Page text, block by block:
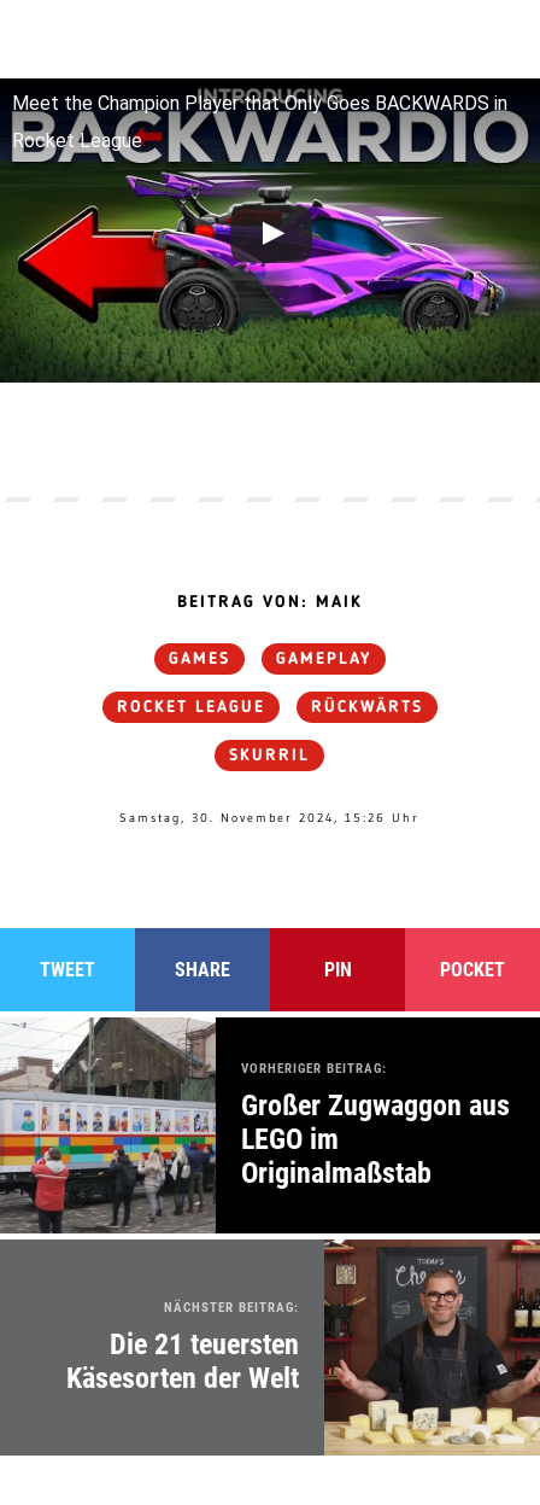
Meet the Champion Player that Only Goes BACKWARDS in
Rocket League
BEITRAG VON: MAIK
GAMES GAMEPLAY
ROCKET LEAGUE RÜCKWÄRTS
SKURRIL
Samstag, 30. November 2024, 15:26 Uhr
TWEET SHARE PIN POCKET
VORHERIGER BEITRAG:
Großer Zugwaggon aus
LEGO im
Originalmaßstab
NÄCHSTER BEITRAG:
Die 21 teuersten
Käsesorten der Welt